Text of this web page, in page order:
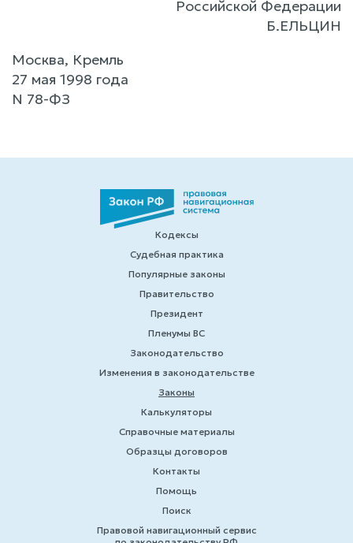
Российской Федерации
Б.ЕЛЬЦИН
Москва, Кремль
27 мая 1998 года
N 78-ФЗ
Кодексы
Судебная практика
Популярные законы
Правительство
Президент
Пленумы ВС
Законодательство
Изменения в законодательстве
Законы
Калькуляторы
Справочные материалы
Образцы договоров
Контакты
Помощь
Поиск
Правовой навигационный сервис